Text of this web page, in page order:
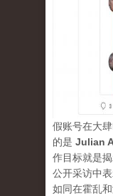
假账号在大
的是 Julian
作目标就是
公开采访中
如同在霍乱